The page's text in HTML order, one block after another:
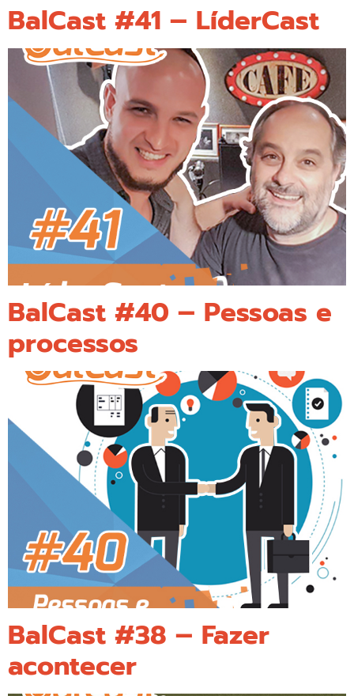
BalCast #41 – LíderCast
BalCast #40 – Pessoas e
processos
BalCast #38 – Fazer
acontecer